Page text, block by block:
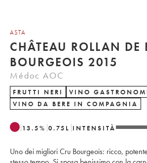
ASTA
CHÂTEAU ROLLAN DE
BOURGEOIS 2015
Médoc AOC
FRUTTI NERI
VINO
VINO DA BERE IN COMPAGNIA
13.5% 0.75 L INTENSITÀ
Uno dei migliori Cru Bourgeois: ricco,